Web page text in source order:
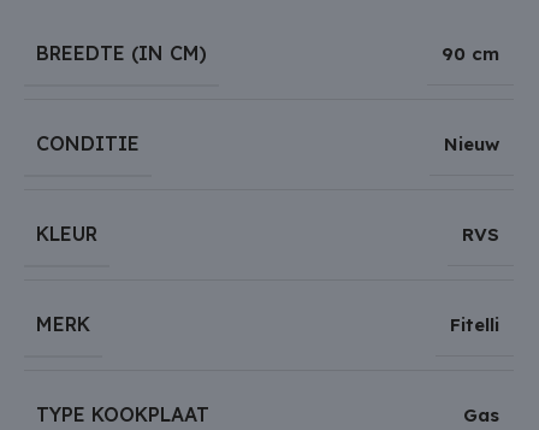
BREEDTE (IN CM) 90 cm
CONDITIE Nieuw
KLEUR RVS
MERK Fitelli
TYPE KOOKPLAAT Gas